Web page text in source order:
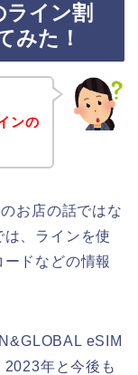
イン割
みた！
ンの
お店の話ではな
、ラインを使
ドなどの情報
eSIM
年と今後も